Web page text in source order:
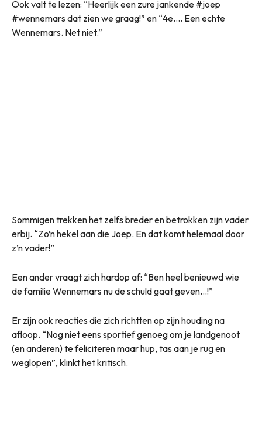
Ook valt te lezen: “Heerlijk een zure jankende #joep
#wennemars dat zien we graag!” en “4e…. Een echte
Wennemars. Net niet.”
Sommigen trekken het zelfs breder en betrokken zijn vader
erbij. “Zo’n hekel aan die Joep. En dat komt helemaal door
z’n vader!”
Een ander vraagt zich hardop af: “Ben heel benieuwd wie
de familie Wennemars nu de schuld gaat geven…!”
Er zijn ook reacties die zich richtten op zijn houding na
afloop. “Nog niet eens sportief genoeg om je landgenoot
(en anderen) te feliciteren maar hup, tas aan je rug en
weglopen”, klinkt het kritisch.